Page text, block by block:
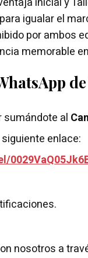
igualar el
por ambos
memorable
sumándote al
enlace:
nosotros a